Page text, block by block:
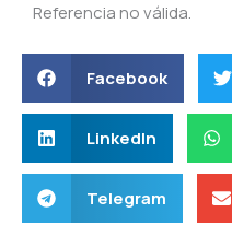
Referencia no válida.
Facebook
LinkedIn
Telegram